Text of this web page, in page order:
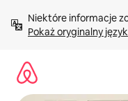
treści Pokaż oryginalny język